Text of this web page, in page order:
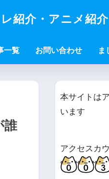
紹介・アニメ紹
一覧 お問い合わせ ま
誰
本サイトは
います
アクセスカ